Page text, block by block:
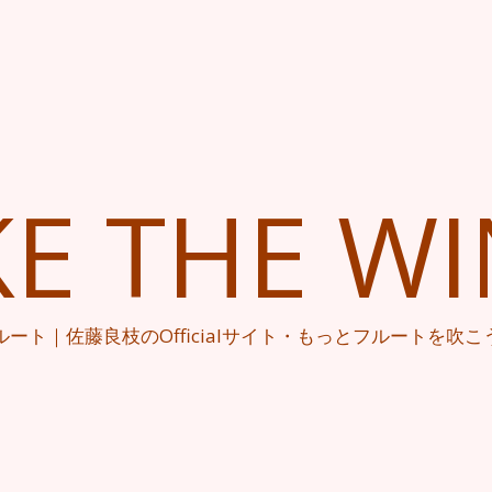
THE
ート｜佐藤良枝のOfficialサイト・もっとフルートを吹こ